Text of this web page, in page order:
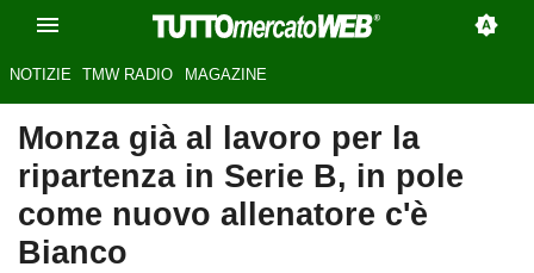
NOTIZIE TMW RADIO MAGAZINE
Monza già al lavoro per la
ripartenza in Serie B, in pole
come nuovo allenatore c'è
Bianco